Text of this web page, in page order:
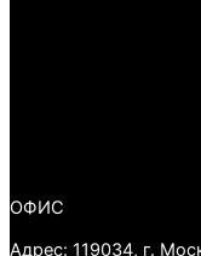
ОФИС
Адрес: 119034, г.